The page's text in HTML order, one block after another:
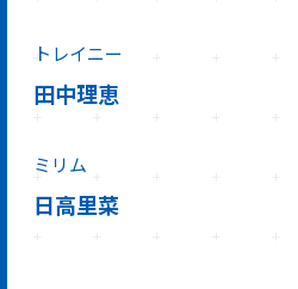
トレイニー
田中理恵
ミリム
日高里菜